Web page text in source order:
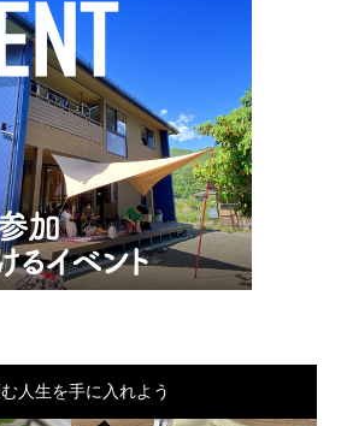
人生を手に入れよう